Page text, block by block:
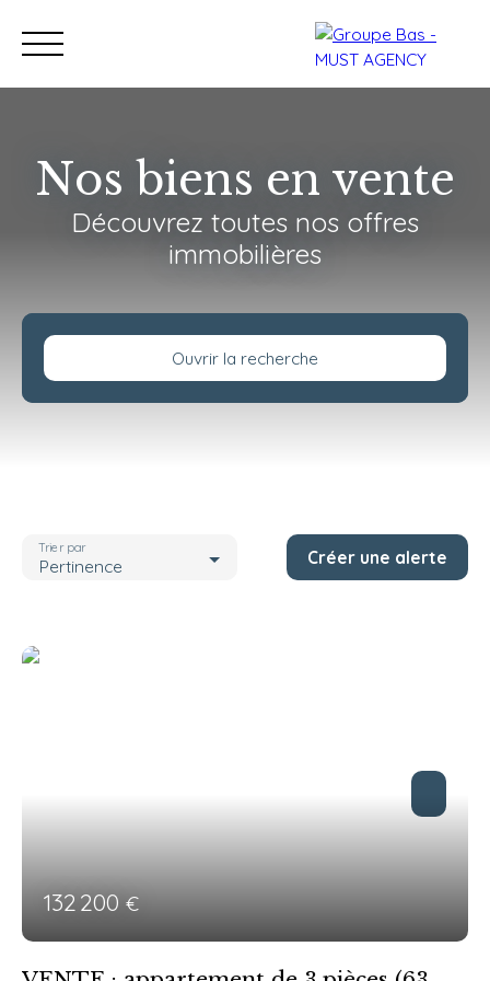
Acheter Vendre Programmes
Nos biens en vente
Découvrez toutes nos offres
immobilières
Ouvrir la recherche
Budget max (€)
Pertinence
Trier par Créer une alerte
132 200 €